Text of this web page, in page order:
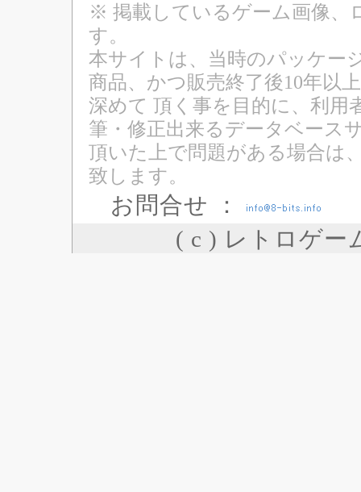
※ 掲載しているゲーム画像、
す。
本サイトは、当時のパッケー
商品、かつ販売終了後10年以
深めて 頂く事を目的に、利用
筆・修正出来るデータベース
頂いた上で問題がある場合は
致します。
お問合せ ：
( c ) レトロゲー